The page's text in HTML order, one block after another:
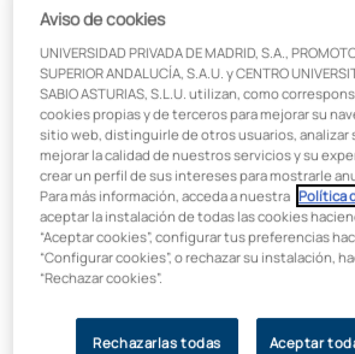
necesarias para la práctica y el
habilidades deportivas, gracias los
en nuestro campus, así como
instalaciones locales, como el
Jardín, el Estadio de Atletismo
Inacua, entre otros.
Aprende con la tecnología que
trabajarás con equipamiento
valoración como K5 de COSMED y
herramientas utilizadas para la
deportista.
Aviso de cookies
UNIVERSIDAD PRIVADA DE MADRID, S.A.,
SUPERIOR ANDALUCÍA, S.A.U. y CENTRO
SABIO ASTURIAS, S.L.U. utilizan, como
cookies propias y de terceros para mejorar su
sitio web, distinguirle de otros usuarios, analizar
mejorar la calidad de nuestros servicios y su
crear un perfil de sus intereses para mostrarle
Para más información, acceda a nuestra Política
aceptar la instalación de todas las cookies
“Aceptar cookies”, configurar tus preferencias
“Configurar cookies”, o rechazar su instalación,
“Rechazar cookies”.
Rechazarlas todas Aceptar